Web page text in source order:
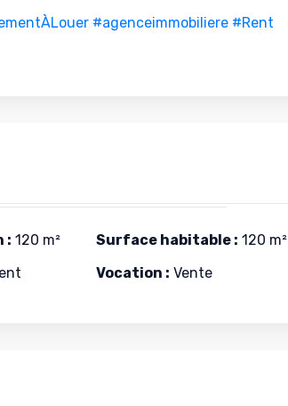
#agenceimmobiliere #Rent
: 120 m² Surface habitable : 120 m²
Vocation : Vente